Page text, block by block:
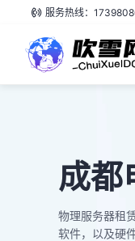
服务热线：
成都
物理服务器租
软件，以及硬